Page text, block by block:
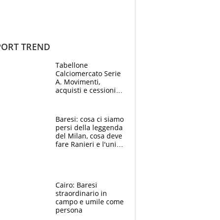
TREND
Tabellone
Calciomercato Serie
A. Movimenti,
acquisti e cessioni:
Baresi: cosa ci siamo
persi della leggenda
del Milan, cosa deve
fare Ranieri e l'unico
Cairo: Baresi
straordinario in
campo e umile come
persona